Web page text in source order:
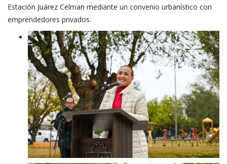
Estación Juárez Celman mediante un convenio urbanístico con
emprendedores privados.